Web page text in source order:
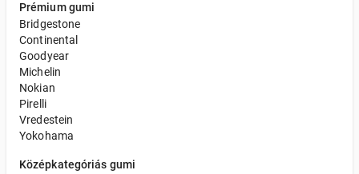
Prémium gumi
Bridgestone
Continental
Goodyear
Michelin
Nokian
Pirelli
Vredestein
Yokohama
Középkategóriás gumi